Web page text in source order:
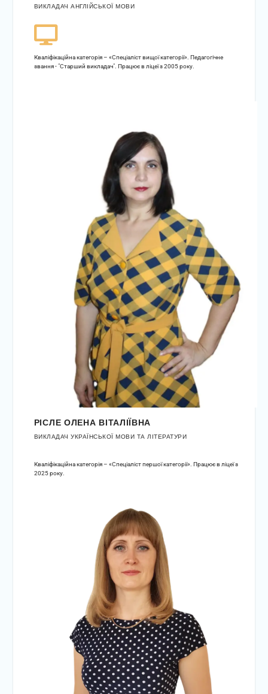
ВИКЛАДАЧ АНГЛІЙСЬКОЇ МОВИ
Кваліфікаційна категорія – «Спеціаліст вищої категорії». Педагогічне
звання - "Старший викладач". Працює в ліцеї з 2005 року.
РІСЛЕ ОЛЕНА ВІТАЛІЇВНА
ВИКЛАДАЧ УКРАЇНСЬКОЇ МОВИ ТА ЛІТЕРАТУРИ
Кваліфікаційна категорія – «Спеціаліст першої категорії». Працює в ліцеї з
2025 року.